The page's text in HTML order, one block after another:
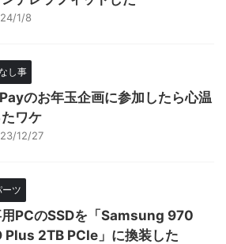
1/8
し事
のお年玉企画に参加したら心温
ワケ
12/27
ーツ
PCのSSDを「Samsung 970
Plus 2TB PCIe」に換装した